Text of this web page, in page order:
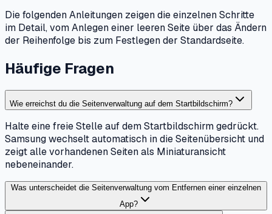
Die folgenden Anleitungen zeigen die einzelnen Schritte
im Detail, vom Anlegen einer leeren Seite über das Ändern
der Reihenfolge bis zum Festlegen der Standardseite.
Häufige Fragen
Wie erreichst du die Seitenverwaltung auf dem Startbildschirm?
Halte eine freie Stelle auf dem Startbildschirm gedrückt.
Samsung wechselt automatisch in die Seitenübersicht und
zeigt alle vorhandenen Seiten als Miniaturansicht
nebeneinander.
Was unterscheidet die Seitenverwaltung vom Entfernen einer einzelnen
App?